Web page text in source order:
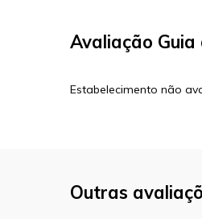
Avaliação
Estabelecimento não
Outras